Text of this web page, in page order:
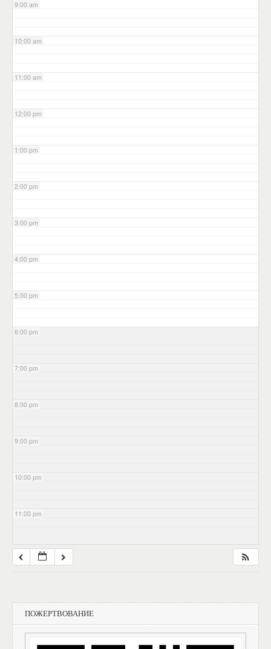
9:00 am
10:00 am
11:00 am
12:00 pm
1:00 pm
2:00 pm
3:00 pm
4:00 pm
5:00 pm
6:00 pm
7:00 pm
8:00 pm
9:00 pm
10:00 pm
11:00 pm
ПОЖЕРТВОВАНИЕ